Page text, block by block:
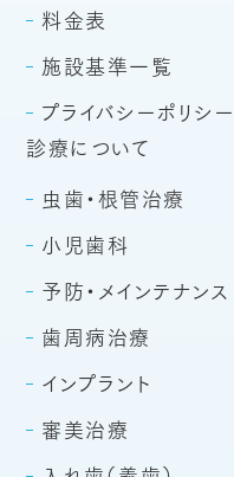
料金表
施設基準一覧
プライバシーポリシー
診療について
虫歯・根管治療
小児歯科
予防・メインテナンス
歯周病治療
インプラント
審美治療